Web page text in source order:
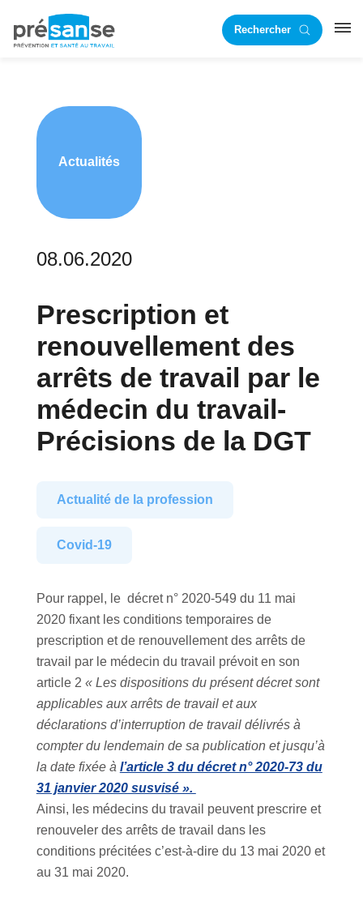
principale
RechercherRST
Actualités
08.06.2020
Prescription et
renouvellement des
arrêts de travail par le
médecin du travail-
Précisions de la DGT
Actualité de la profession
Covid-19
Pour rappel, le décret n° 2020-549 du 11 mai
2020 fixant les conditions temporaires de
prescription et de renouvellement des arrêts de
travail par le médecin du travail prévoit en son
article 2 « Les dispositions du présent décret sont
applicables aux arrêts de travail et aux
déclarations d’interruption de travail délivrés à
compter du lendemain de sa publication et jusqu’à
la date fixée à l’article 3 du décret n° 2020-73 du
31 janvier 2020 susvisé ».
Ainsi, les médecins du travail peuvent prescrire et
renouveler des arrêts de travail dans les
conditions précitées c’est-à-dire du 13 mai 2020 et
au 31 mai 2020.